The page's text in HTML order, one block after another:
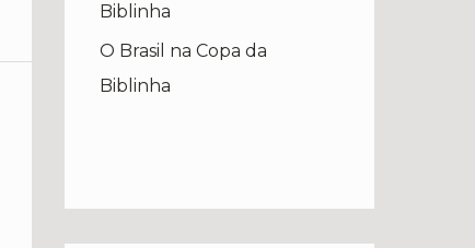
Biblinha
O Brasil na Copa da
Biblinha